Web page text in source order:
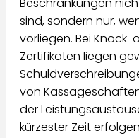
sind, sondern nur,
vorliegen. Bei
Zertifikaten liegen
von
der
kürzester Zeit